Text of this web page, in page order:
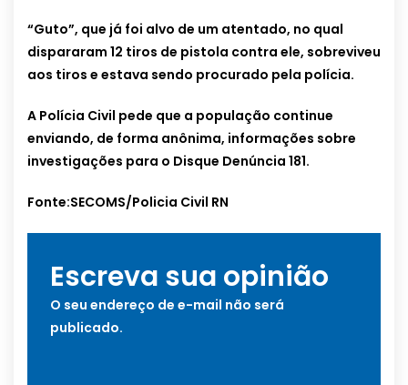
“Guto”, que já foi alvo de um atentado, no qual
dispararam 12 tiros de pistola contra ele, sobreviveu
aos tiros e estava sendo procurado pela polícia.
A Polícia Civil pede que a população continue
enviando, de forma anônima, informações sobre
investigações para o Disque Denúncia 181.
Fonte:SECOMS/Policia Civil RN
Escreva sua opinião
O seu endereço de e-mail não será
publicado.